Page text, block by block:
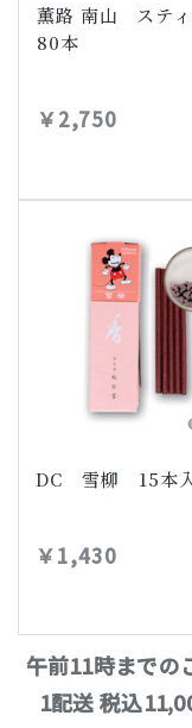
薫路 南山 スティ
80本
￥2,750
DC 雪柳 15本
￥1,430
午前11時までの
1配送 税込